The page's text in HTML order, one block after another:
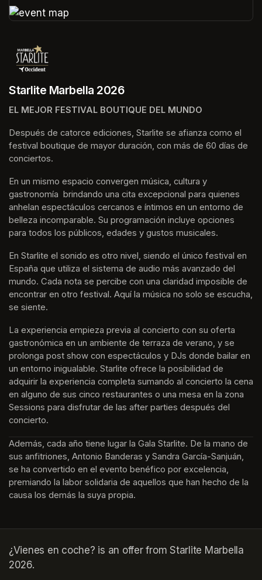
Starlite Marbella 2026
EL MEJOR FESTIVAL BOUTIQUE DEL MUNDO
Después de catorce ediciones, Starlite se afianza como el
festival boutique de mayor duración, con más de 60 días de
conciertos.
En un mismo espacio convergen música, cultura y
gastronomía  brindando una cita excepcional para quienes
anhelan espectáculos cercanos e íntimos en un entorno de
belleza incomparable. Su programación incluye opciones
para todos los públicos, edades y gustos musicales.
En Starlite el sonido es otro nivel, siendo el único festival en
España que utiliza el sistema de audio más avanzado del
mundo. Cada nota se percibe con una claridad imposible de
encontrar en otro festival. Aquí la música no solo se escucha,
se siente.
La experiencia empieza previa al concierto con su oferta
gastronómica en un ambiente de terraza de verano, y se
prolonga post show con espectáculos y DJs donde bailar en
un entorno inigualable. Starlite ofrece la posibilidad de
adquirir la experiencia completa sumando al concierto la cena
en alguno de sus cinco restaurantes o una mesa en la zona
Sessions para disfrutar de las after parties después del
concierto.
Además, cada año tiene lugar la Gala Starlite. De la mano de
sus anfitriones, Antonio Banderas y Sandra García-Sanjuán,
se ha convertido en el evento benéfico por excelencia,
premiando la labor solidaria de aquellos que han hecho de la
causa los demás la suya propia.
¿Vienes en coche? is an offer from Starlite Marbella
2026.